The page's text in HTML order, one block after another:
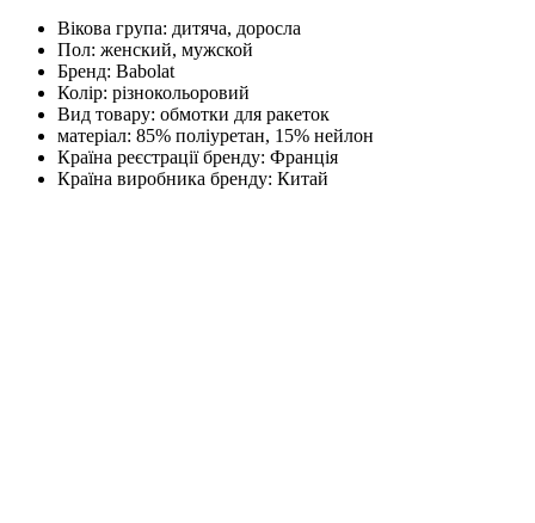
Вікова група: дитяча, доросла
Пол: женский, мужской
Бренд: Babolat
Колір: різнокольоровий
Вид товару: обмотки для ракеток
матеріал: 85% поліуретан, 15% нейлон
Країна реєстрації бренду: Франція
Країна виробника бренду: Китай